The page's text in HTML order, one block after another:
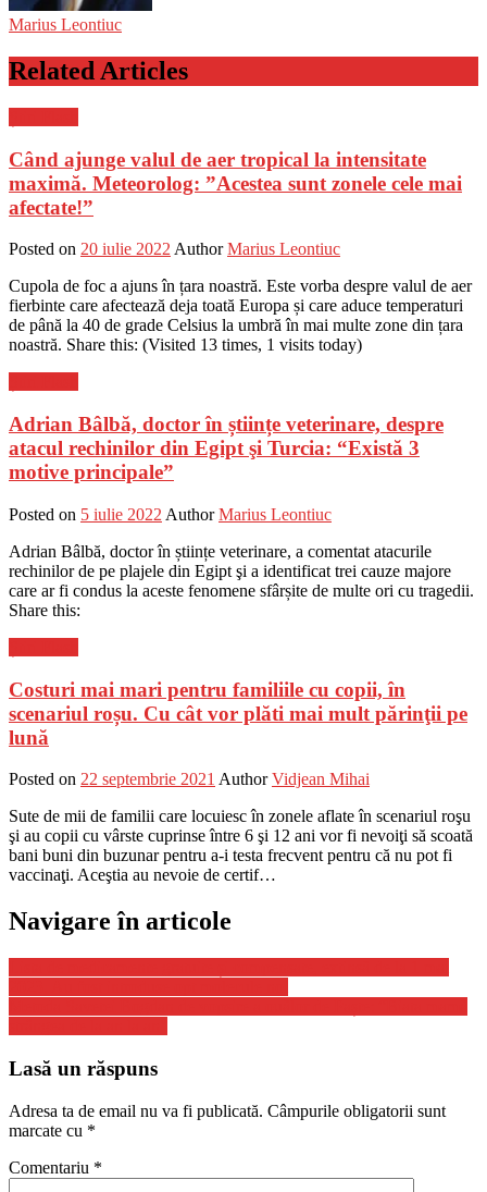
Marius Leontiuc
Related Articles
Când ajunge valul de aer tropical la intensitate
maximă. Meteorolog: ”Acestea sunt zonele cele mai
afectate!”
Posted on 20 iulie 2022 Author Marius Leontiuc
Cupola de foc a ajuns în țara noastră. Este vorba despre valul de aer
fierbinte care afectează deja toată Europa și care aduce temperaturi
de până la 40 de grade Celsius la umbră în mai multe zone din țara
noastră. Share this: (Visited 13 times, 1 visits today)
Adrian Bâlbă, doctor în științe veterinare, despre
atacul rechinilor din Egipt şi Turcia: “Există 3
motive principale”
Posted on 5 iulie 2022 Author Marius Leontiuc
Adrian Bâlbă, doctor în științe veterinare, a comentat atacurile
rechinilor de pe plajele din Egipt şi a identificat trei cauze majore
care ar fi condus la aceste fenomene sfârșite de multe ori cu tragedii.
Share this:
Costuri mai mari pentru familiile cu copii, în
scenariul roșu. Cu cât vor plăti mai mult părinţii pe
lună
Posted on 22 septembrie 2021 Author Vidjean Mihai
Sute de mii de familii care locuiesc în zonele aflate în scenariul roşu
şi au copii cu vârste cuprinse între 6 şi 12 ani vor fi nevoiţi să scoată
bani buni din buzunar pentru a-i testa frecvent pentru că nu pot fi
vaccinaţi. Aceştia au nevoie de certif…
Navigare în articole
Lasă un răspuns
Adresa ta de email nu va fi publicată. Câmpurile obligatorii sunt
marcate cu *
Comentariu *